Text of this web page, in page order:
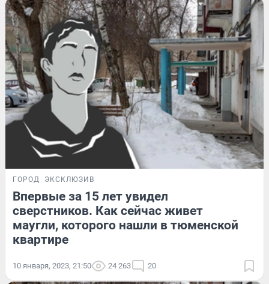
ГОРОД ЭКСКЛЮЗИВ
Впервые за 15 лет увидел
сверстников. Как сейчас живет
маугли, которого нашли в тюменской
квартире
10 января, 2023, 21:50 24 263 20